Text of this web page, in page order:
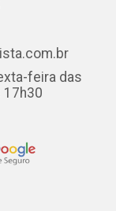
feira das
17h30